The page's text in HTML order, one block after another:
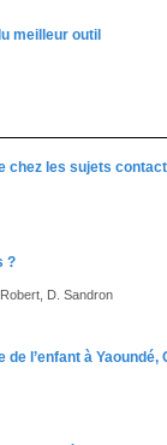
meilleur outil
chez les sujets contact
?
D. Sandron
l’enfant à Yaoundé,